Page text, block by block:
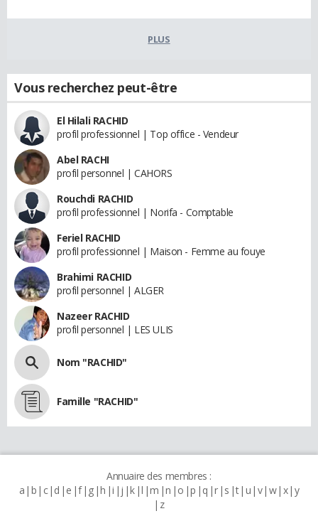
PLUS
Vous recherchez peut-être
El Hilali RACHID
profil professionnel | Top office - Vendeur
Abel RACHI
profil personnel | CAHORS
Rouchdi RACHID
profil professionnel | Norifa - Comptable
Feriel RACHID
profil professionnel | Maison - Femme au fouye
Brahimi RACHID
profil personnel | ALGER
Nazeer RACHID
profil personnel | LES ULIS
Nom "RACHID"
Famille "RACHID"
Annuaire des membres :
a b c d e f g h i j k l m n o p q r s t u v w x y
z